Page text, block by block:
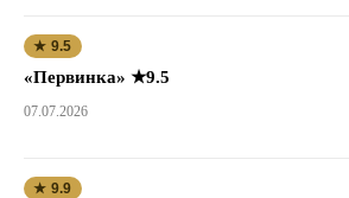
★ 9.5
«Первинка» ★9.5
07.07.2026
★ 9.9